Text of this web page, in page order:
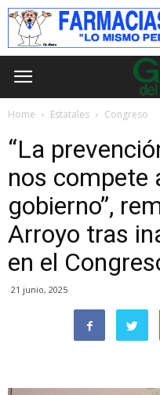
Home Estatales Congreso
“La
nos compete
gobierno”,
Arroyo tras
en el
21 junio, 2025